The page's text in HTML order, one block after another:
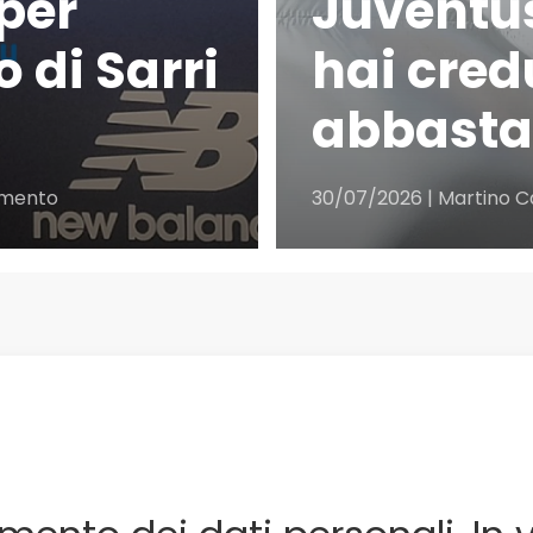
di Sarri
su
Calciomercato
Atalanta,
hai
30/07/2026 | Martino